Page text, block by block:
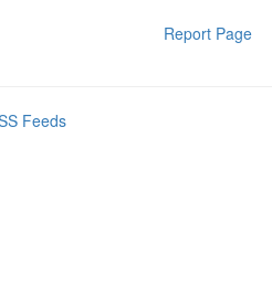
Report Page
Feeds